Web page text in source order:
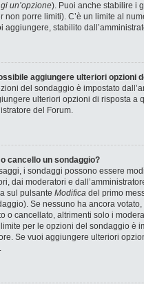
un’opzione). Puoi anche stabilire i
non porre limiti). C’è un limite al
aggiungere, stabilito
aggiungere ulteriori opzioni
del sondaggio è impostato
ulteriori opzioni di risposta a
del Forum.
cancello un sondaggio?
i sondaggi possono essere
dai moderatori e
sul pulsante Modifica del primo
Se nessuno ha ancora
o cancellato, altrimenti solo i
per le opzioni del sondaggio è
Se vuoi aggiungere ulteriori